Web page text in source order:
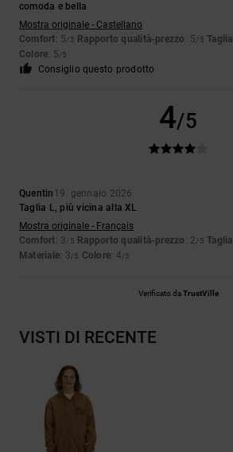
comoda e bella
Mostra originale - Castellano
Comfort: 5/5 Rapporto qualità-prezzo : 5/5 Taglia
Colore: 5/5
Consiglio questo prodotto
4/5
Quentin 19. gennaio 2026
Taglia L, più vicina alla XL
Mostra originale - Français
Comfort: 3/5 Rapporto qualità-prezzo : 2/5 Taglia
Materiale: 3/5 Colore: 4/5
Verificato daTrustVille
VISTI DI RECENTE